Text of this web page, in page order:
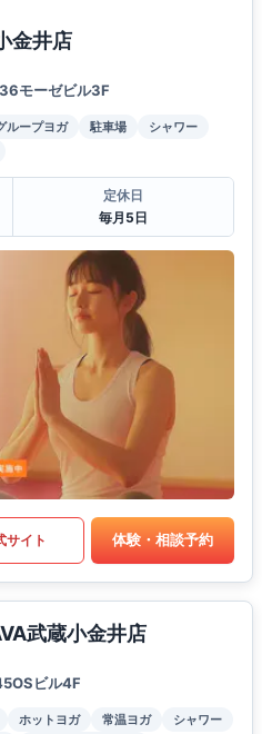
金井店
モーゼビル3F
ループヨガ 駐車場
シャワー
定休日
毎月5日
サイト 体験・相談予約
武蔵小金井店
ビル4F
ホットヨガ 常温ヨガ
シャワー